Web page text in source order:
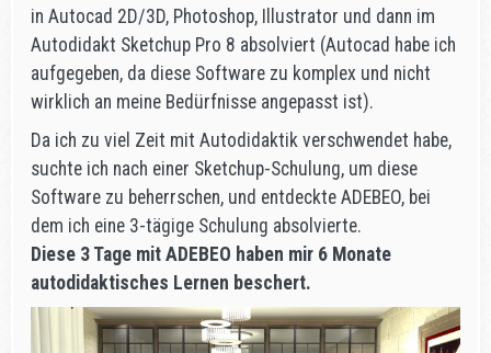
in Autocad 2D/3D, Photoshop, Illustrator und dann im
Autodidakt Sketchup Pro 8 absolviert (Autocad habe ich
aufgegeben, da diese Software zu komplex und nicht
wirklich an meine Bedürfnisse angepasst ist).
Da ich zu viel Zeit mit Autodidaktik verschwendet habe,
suchte ich nach einer Sketchup-Schulung, um diese
Software zu beherrschen, und entdeckte ADEBEO, bei
dem ich eine 3-tägige Schulung absolvierte.
Diese 3 Tage mit ADEBEO haben mir 6 Monate
autodidaktisches Lernen beschert.